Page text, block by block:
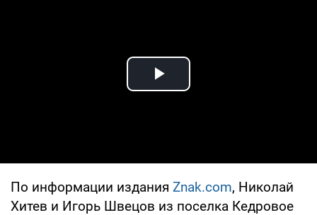
Play Video
По информации издания Znak.com, Николай
Хитев и Игорь Швецов из поселка Кедровое